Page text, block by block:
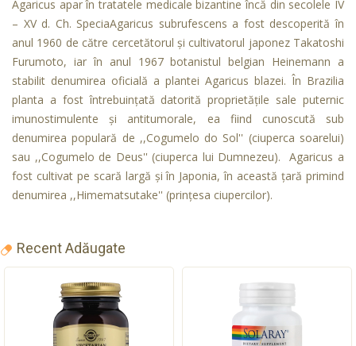
Agaricus apar în tratatele medicale bizantine încă din secolele IV
– XV d. Ch. SpeciaAgaricus subrufescens a fost descoperită în
anul 1960 de către cercetătorul şi cultivatorul japonez Takatoshi
Furumoto, iar în anul 1967 botanistul belgian Heinemann a
stabilit denumirea oficială a plantei Agaricus blazei. În Brazilia
planta a fost întrebuinţată datorită proprietăţile sale puternic
imunostimulente şi antitumorale, ea fiind cunoscută sub
denumirea populară de ,,Cogumelo do Sol'' (ciuperca soarelui)
sau ,,Cogumelo de Deus'' (ciuperca lui Dumnezeu). Agaricus a
fost cultivat pe scară largă şi în Japonia, în această ţară primind
denumirea ,,Himematsutake'' (prinţesa ciupercilor).
Recent Adăugate